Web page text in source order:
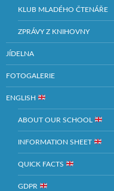
KLUB MLADÉHO ČTENÁŘE
ZPRÁVY Z KNIHOVNY
JÍDELNA
FOTOGALERIE
ENGLISH
ABOUT OUR SCHOOL
INFORMATION SHEET
QUICK FACTS
GDPR